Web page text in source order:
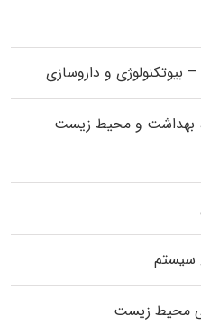
و داروسازی
بهداشت و محیط زیست
سیستم
محیط زیست